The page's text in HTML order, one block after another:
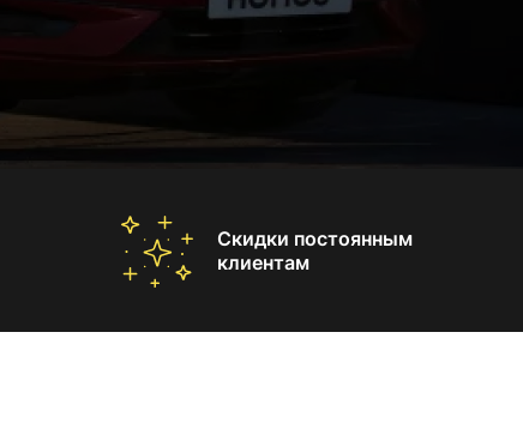
Скидки постоянным
клиентам